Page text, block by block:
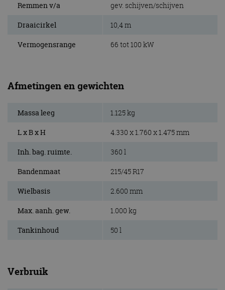
Remmen v/a gev. schijven/schijven
Draaicirkel 10,4 m
Vermogensrange 66 tot 100 kW
Afmetingen en gewichten
Massa leeg 1.125 kg
L x B x H 4.330 x 1.760 x 1.475 mm
Inh. bag. ruimte. 360 l
Bandenmaat 215/45 R17
Wielbasis 2.600 mm
Max. aanh. gew. 1.000 kg
Tankinhoud 50 l
Verbruik